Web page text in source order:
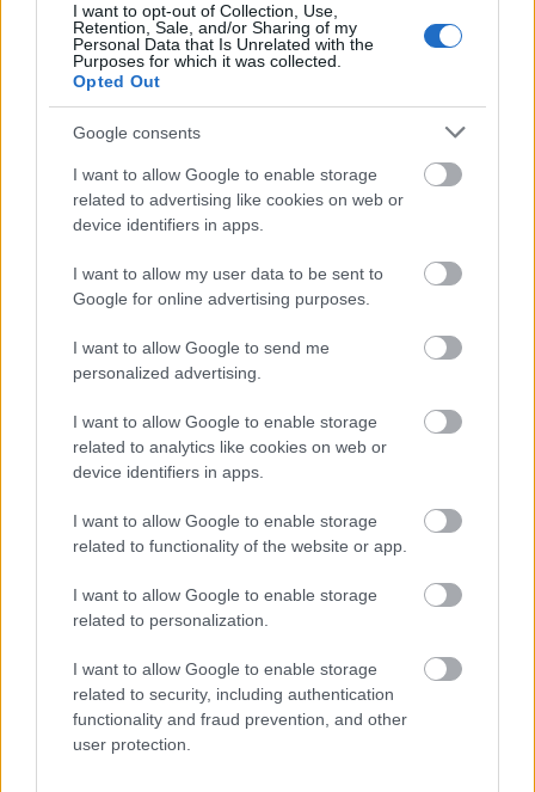
I want to opt-out of Collection, Use,
Retention, Sale, and/or Sharing of my
Personal Data that Is Unrelated with the
Purposes for which it was collected.
Opted Out
Google consents
I want to allow Google to enable storage
related to advertising like cookies on web or
device identifiers in apps.
I want to allow my user data to be sent to
Google for online advertising purposes.
I want to allow Google to send me
personalized advertising.
I want to allow Google to enable storage
related to analytics like cookies on web or
device identifiers in apps.
I want to allow Google to enable storage
related to functionality of the website or app.
I want to allow Google to enable storage
related to personalization.
I want to allow Google to enable storage
related to security, including authentication
functionality and fraud prevention, and other
user protection.
Αυτό ήταν το τηλεοπτικό σποτ της προετοιμασίας
που το είδαν1,5 εκατομμύριο άτομα στην
Τηλεόραση
Αποκτήστε όλη την ύλη και την
προετοιμασία - Πάρτε και ένα
ΔΩΡΕΑΝ τεστ προσομοίωσης
Δείτε το νέο μας βίντεο και τηλεοπτικό
σποτ